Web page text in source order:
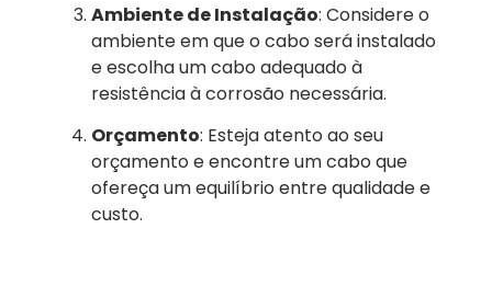
Ambiente de Instalação: Considere o
ambiente em que o cabo será instalado
e escolha um cabo adequado à
resistência à corrosão necessária.
Orçamento: Esteja atento ao seu
orçamento e encontre um cabo que
ofereça um equilíbrio entre qualidade e
custo.